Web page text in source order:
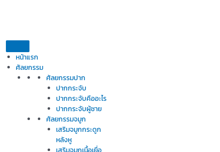
หน้าแรก
ศัลยกรรม
ศัลยกรรมปาก
ปากกระจับ
ปากกระจับคืออะไร
ปากกระจับผู้ชาย
ศัลยกรรมจมูก
เสริมจมูกกระดูก
หลังหู
เสริมจมูกเนื้อเยื่อ